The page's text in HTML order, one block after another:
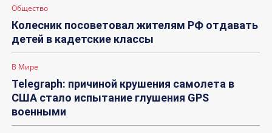
Общество
Колесник посоветовал жителям РФ отдавать
детей в кадетские классы
В Мире
Telegraph: причиной крушения самолета в
США стало испытание глушения GPS
военными